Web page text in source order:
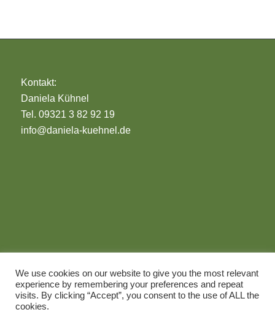
Kontakt:
Daniela Kühnel
Tel. 09321 3 82 92 19
info@daniela-kuehnel.de
Datenschutz
© 2026 Daniela Kühnel
We use cookies on our website to give you the most relevant
experience by remembering your preferences and repeat
visits. By clicking “Accept”, you consent to the use of ALL the
cookies.